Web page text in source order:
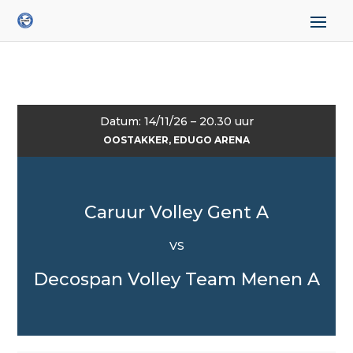
Datum: 14/11/26 – 20.30 uur
OOSTAKKER, EDUGO ARENA
Caruur Volley Gent A
VS
Decospan Volley Team Menen A